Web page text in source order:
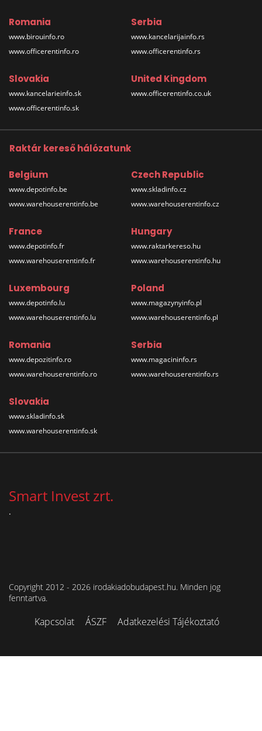
Romania
www.birouinfo.ro
www.officerentinfo.ro
Serbia
www.kancelarijainfo.rs
www.officerentinfo.rs
Slovakia
www.kancelarieinfo.sk
www.officerentinfo.sk
United Kingdom
www.officerentinfo.co.uk
Raktár kereső hálózatunk
Belgium
www.depotinfo.be
www.warehouserentinfo.be
Czech Republic
www.skladinfo.cz
www.warehouserentinfo.cz
France
www.depotinfo.fr
www.warehouserentinfo.fr
Hungary
www.raktarkereso.hu
www.warehouserentinfo.hu
Luxembourg
www.depotinfo.lu
www.warehouserentinfo.lu
Poland
www.magazynyinfo.pl
www.warehouserentinfo.pl
Romania
www.depozitinfo.ro
www.warehouserentinfo.ro
Serbia
www.magacininfo.rs
www.warehouserentinfo.rs
Slovakia
www.skladinfo.sk
www.warehouserentinfo.sk
Smart Invest zrt.
.
Copyright 2012 - 2026 irodakiadobudapest.hu. Minden jog
fenntartva.
Kapcsolat ÁSZF Adatkezelési Tájékoztató